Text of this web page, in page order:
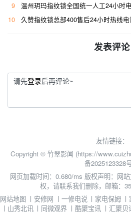
9
温州玥玛指纹锁全国统一人工24小时
10
久赞指纹锁总部400售后24小时热线电
发表评论
请先登录后再评论~
友情链接：
Copyright © 竹翠影闻 (https://
备2025123328
网页加载时间：0.680/ms 版权声明：网
权，请联系我们删除，邮箱：
网站地图 丨 安修网 丨 一修电说 丨 家电保姆 丨
丨 山秀北讯 丨 同微观界 丨 酷聚宝讯 丨 汇聚贝